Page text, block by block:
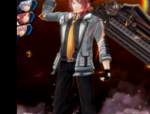
LISTA
TROFEI